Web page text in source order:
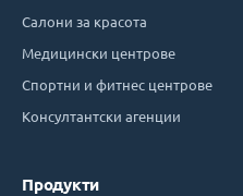
Салони за красота
Медицински центрове
Спортни и фитнес центрове
Консултантски агенции
Продукти